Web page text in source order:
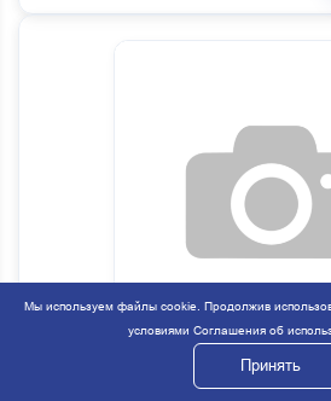
Лист №1 задней ресс ЗИЛ
Мы используем файлы cookie. Продолжив
условиями Соглашения об
Принять